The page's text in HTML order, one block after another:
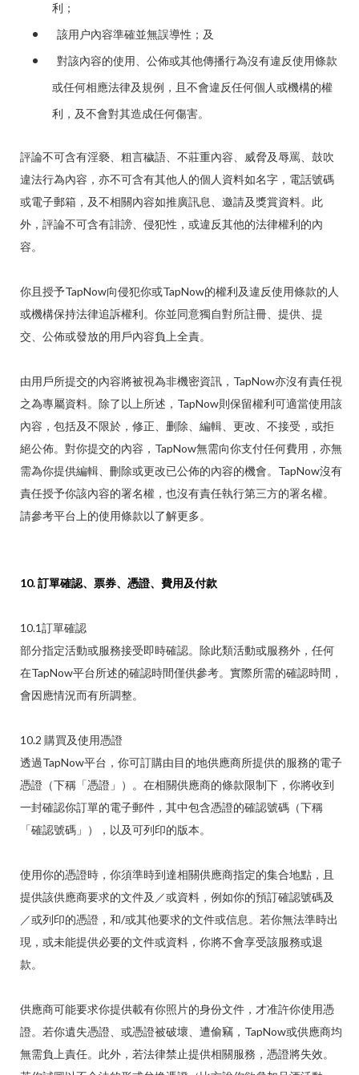
利；
該用户內容準確並無誤導性；及
對該內容的使用、公佈或其他傳播行為沒有違反使用條款
或任何相應法律及規例，且不會違反任何個人或機構的權
利，及不會對其造成任何傷害。
評論不可含有淫褻、粗言穢語、不莊重內容、威脅及辱罵、鼓吹
違法行為內容，亦不可含有其他人的個人資料如名字，電話號碼
或電子郵箱，及不相關內容如推廣訊息、邀請及獎賞資料。此
外，評論不可含有誹謗、侵犯性，或違反其他的法律權利的內
容。
你且授予TapNow向侵犯你或TapNow的權利及違反使用條款的人
或機構保持法律追訴權利。你並同意獨自對所註冊、提供、提
交、公佈或發放的用戶內容負上全責。
由用戶所提交的內容將被視為非機密資訊，TapNow亦沒有責任視
之為專屬資料。除了以上所述，TapNow則保留權利可適當使用該
內容，包括及不限於，修正、删除、編輯、更改、不接受，或拒
絕公佈。對你提交的內容，TapNow無需向你支付任何費用，亦無
需為你提供編輯、刪除或更改已公佈的內容的機會。TapNow沒有
責任授予你該內容的署名權，也沒有責任執行第三方的署名權。
請參考平台上的使用條款以了解更多。
10. 訂單確認、票券、憑證、費用及付款
10.1訂單確認
部分指定活動或服務接受即時確認。除此類活動或服務外，任何
在TapNow平台所述的確認時間僅供參考。實際所需的確認時間，
會因應情況而有所調整。
10.2 購買及使用憑證
透過TapNow平台，你可訂購由目的地供應商所提供的服務的電子
憑證（下稱「憑證」）。在相關供應商的條款限制下，你將收到
一封確認你訂單的電子郵件，其中包含憑證的確認號碼（下稱
「確認號碼」），以及可列印的版本。
使用你的憑證時，你須準時到達相關供應商指定的集合地點，且
提供該供應商要求的文件及／或資料，例如你的預訂確認號碼及
／或列印的憑證，和/或其他要求的文件或信息。若你無法準時出
現，或未能提供必要的文件或資料，你將不會享受該服務或退
款。
供應商可能要求你提供載有你照片的身份文件，才准許你使用憑
證。若你遺失憑證、或憑證被破壞、遭偷竊，TapNow或供應商均
無需負上責任。此外，若法律禁止提供相關服務，憑證將失效。